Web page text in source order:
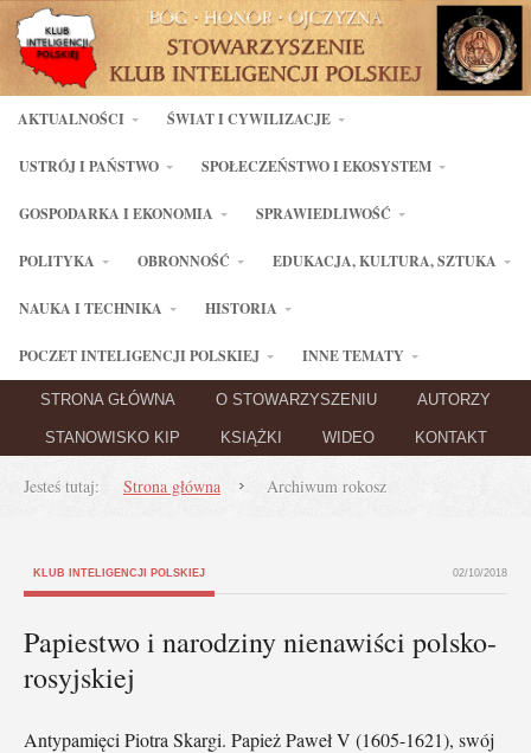
AKTUALNOŚCI ŚWIAT I CYWILIZACJE
USTRÓJ I PAŃSTWO SPOŁECZEŃSTWO I EKOSYSTEM
GOSPODARKA I EKONOMIA SPRAWIEDLIWOŚĆ
POLITYKA OBRONNOŚĆ EDUKACJA, KULTURA, SZTUKA
NAUKA I TECHNIKA HISTORIA
POCZET INTELIGENCJI POLSKIEJ INNE TEMATY
STRONA GŁÓWNA O STOWARZYSZENIU AUTORZY
STANOWISKO KIP KSIĄŻKI WIDEO KONTAKT
Jesteś tutaj: Strona główna Archiwum rokosz
KLUB INTELIGENCJI POLSKIEJ 02/10/2018
Papiestwo i narodziny nienawiści polsko-
rosyjskiej
Antypamięci Piotra Skargi. Papież Paweł V (1605-1621), swój